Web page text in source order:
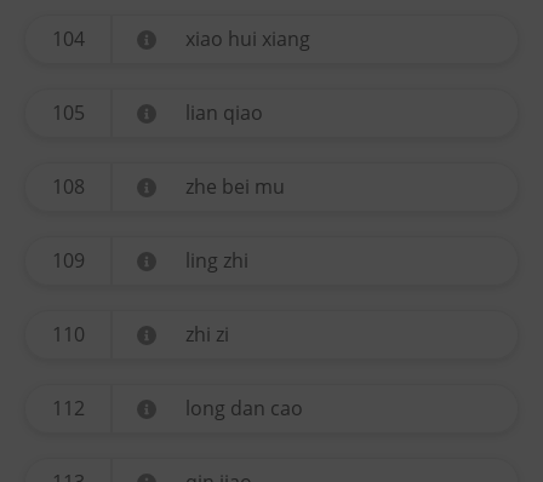
104 xiao hui xiang
105 lian qiao
108 zhe bei mu
109 ling zhi
110 zhi zi
112 long dan cao